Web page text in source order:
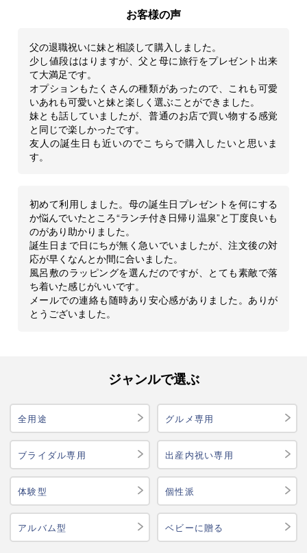
お客様の声
父の退職祝いに妹と相談して購入しました。
少し値段ははりますが、父と母に旅行をプレゼント出来
て大満足です。
オプションもたくさんの種類があったので、これも可愛
いあれも可愛いと妹と楽しく選ぶことができました。
妹とも話していましたが、普通のお店で買い物する感覚
と同じで楽しかったです。
友人の誕生日も近いのでこちらで購入したいと思いま
す。
初めて利用しました。母の誕生日プレゼントを何にする
か悩んでいたところ“ランチ付き日帰り温泉”と丁度良いも
のがあり助かりました。
誕生日まで日にちが無く急いでいましたが、注文後の対
応が早くなんとか間に合いました。
風呂敷のラッピングを選んだのですが、とても素敵で落
ち着いた感じがいいです。
メールでの連絡も随時あり安心感がありました。ありが
とうございました。
ジャンルで選ぶ
全用途 グルメ専用
ブライダル専用 出産内祝い専用
体験型 個性派
アルバム型 ベビーに贈る